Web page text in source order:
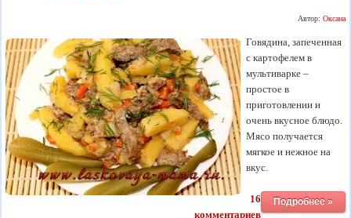
Автор: Оксана
Говядина, запеченная
с картофелем в
мультиварке –
простое в
приготовлении и
очень вкусное блюдо.
Мясо получается
мягкое и нежное на
вкус.
Подробнее »
16
комментариев